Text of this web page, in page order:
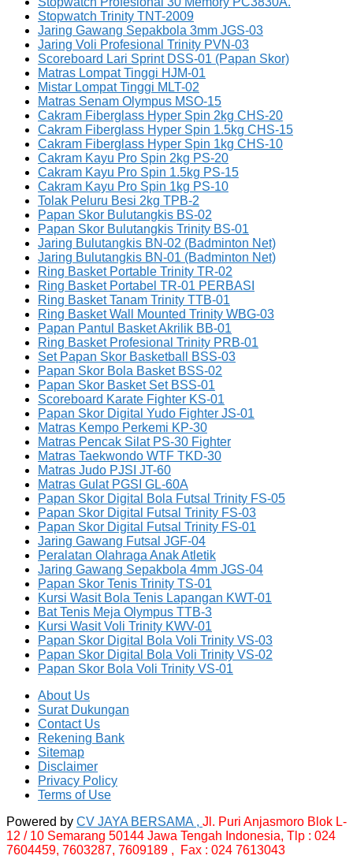
Stopwatch Trinity TNT-2009
Jaring Gawang Sepakbola 3mm JGS-03
Jaring Voli Profesional Trinity PVN-03
Scoreboard Lari Sprint DSS-01 (Papan Skor)
Matras Lompat Tinggi HJM-01
Mistar Lompat Tinggi MLT-02
Matras Senam Olympus MSO-15
Cakram Fiberglass Hyper Spin 2kg CHS-20
Cakram Fiberglass Hyper Spin 1.5kg CHS-15
Cakram Fiberglass Hyper Spin 1kg CHS-10
Cakram Kayu Pro Spin 2kg PS-20
Cakram Kayu Pro Spin 1.5kg PS-15
Cakram Kayu Pro Spin 1kg PS-10
Tolak Peluru Besi 2kg TPB-2
Papan Skor Bulutangkis BS-02
Papan Skor Bulutangkis Trinity BS-01
Jaring Bulutangkis BN-02 (Badminton Net)
Jaring Bulutangkis BN-01 (Badminton Net)
Ring Basket Portable Trinity TR-02
Ring Basket Portabel TR-01 PERBASI
Ring Basket Tanam Trinity TTB-01
Ring Basket Wall Mounted Trinity WBG-03
Papan Pantul Basket Akrilik BB-01
Ring Basket Profesional Trinity PRB-01
Set Papan Skor Basketball BSS-03
Papan Skor Bola Basket BSS-02
Papan Skor Basket Set BSS-01
Scoreboard Karate Fighter KS-01
Papan Skor Digital Yudo Fighter JS-01
Matras Kempo Perkemi KP-30
Matras Pencak Silat PS-30 Fighter
Matras Taekwondo WTF TKD-30
Matras Judo PJSI JT-60
Matras Gulat PGSI GL-60A
Papan Skor Digital Bola Futsal Trinity FS-05
Papan Skor Digital Futsal Trinity FS-03
Papan Skor Digital Futsal Trinity FS-01
Jaring Gawang Futsal JGF-04
Peralatan Olahraga Anak Atletik
Jaring Gawang Sepakbola 4mm JGS-04
Papan Skor Tenis Trinity TS-01
Kursi Wasit Bola Tenis Lapangan KWT-01
Bat Tenis Meja Olympus TTB-3
Kursi Wasit Voli Trinity KWV-01
Papan Skor Digital Bola Voli Trinity VS-03
Papan Skor Digital Bola Voli Trinity VS-02
Papan Skor Bola Voli Trinity VS-01
About Us
Surat Dukungan
Contact Us
Rekening Bank
Sitemap
Disclaimer
Privacy Policy
Terms of Use
Powered by CV JAYA BERSAMA , Jl. Puri Anjasmoro Blok L-
12 / 10 Semarang 50144 Jawa Tengah Indonesia, Tlp : 024
7604459, 7603287, 7609189 , Fax : 024 7613043